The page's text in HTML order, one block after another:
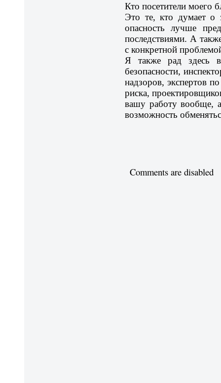
Кто посетители моего
Это те, кто думает о
опасность лучше
последствиями. А
с конкретной
Я также рад здесь
безопасности,
надзоров, экспертов
риска,
вашу работу вообще,
возможность
Comments are disabled